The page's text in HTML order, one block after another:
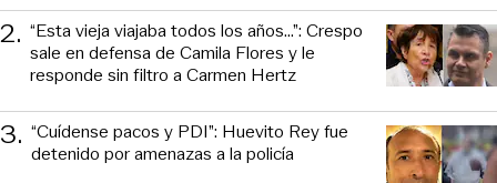
2. “Esta vieja viajaba todos los años...”: Crespo
sale en defensa de Camila Flores y le
responde sin filtro a Carmen Hertz
3. “Cuídense pacos y PDI”: Huevito Rey fue
detenido por amenazas a la policía